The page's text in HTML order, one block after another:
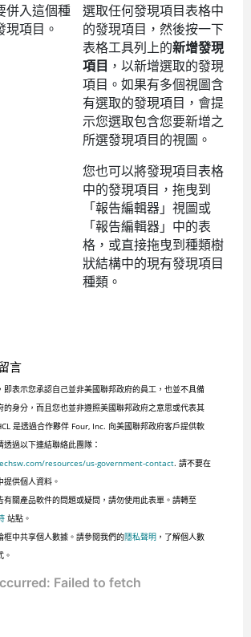
併入這個種
現項目。
選取任何發現項目表格中
的發現項目，然後按一下
表格工具列上的新增發現
項目 ，以新增選取的發現
項目。如果有多個視圖含
有選取的發現項目，會提
示您選取包含您要新增之
所選發現項目的視圖。
您也可以將發現項目表格
中的發現項目，拖曳到
「報告編輯器」視圖或
「報告編輯器」中的表
格，或直接拖曳到種類樹
狀結構中的現有發現項目
種類。
言
即表示您承認自己並非美國聯邦政府的員工，也並不具備
的身分，而且您也並非遵照美國聯邦政府之意思或代表其
是透過合作夥伴 Four, Inc. 向美國聯邦政府客戶提供軟
透過以下連結聯絡此團隊：
resources/us-government-contact. 請不要在
提供個人資料。
有關產品軟件的問題或疑問，請勿使用此表單。請轉至
站點。
框中共享個人數據。請參閱我們的隱私聲明，了解個人數
。